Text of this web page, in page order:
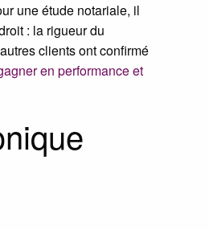
une étude notariale, il
: la rigueur du
clients ont confirmé
en performance et